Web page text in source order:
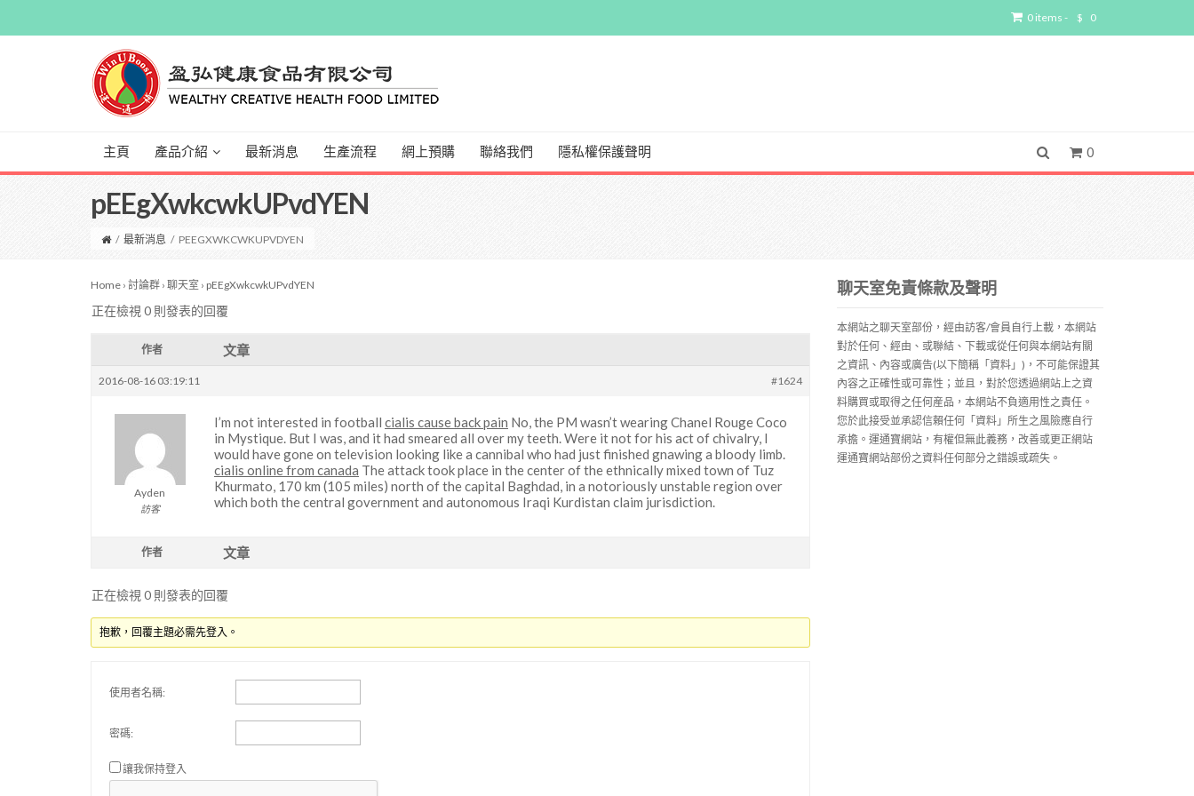
0 items - $ 0
主頁 產品介紹 最新消息 生產流程 網上預購 聯絡我們 隱私權保護聲明 0
pEEgXwkcwkUPvdYEN
/ 最新消息 / PEEGXWKCWKUPVDYEN
Home › 討論群 › 聊天室 › pEEgXwkcwkUPvdYEN
正在檢視 0 則發表的回覆
作者 文章
2016-08-16 03:19:11 #1624
Ayden
訪客
I’m not interested in football cialis cause back pain No, the PM wasn’t wearing Chanel Rouge Coco
in Mystique. But I was, and it had smeared all over my teeth. Were it not for his act of chivalry, I
would have gone on television looking like a cannibal who had just finished gnawing a bloody limb.
cialis online from canada The attack took place in the center of the ethnically mixed town of Tuz
Khurmato, 170 km (105 miles) north of the capital Baghdad, in a notoriously unstable region over
which both the central government and autonomous Iraqi Kurdistan claim jurisdiction.
作者 文章
正在檢視 0 則發表的回覆
抱歉，回覆主題必需先登入。
使用者名稱:
密碼:
讓我保持登入
聊天室免責條款及聲明
本網站之聊天室部份，經由訪客/會員自行上載，本網站
對於任何、經由、或聯結、下載或從任何與本網站有關
之資訊、內容或廣告(以下簡稱「資料」)，不可能保證其
內容之正確性或可靠性；並且，對於您透過網站上之資
料購買或取得之任何産品，本網站不負適用性之責任。
您於此接受並承認信賴任何「資料」所生之風險應自行
承擔。運通寶網站，有權但無此義務，改善或更正網站
運通寶網站部份之資料任何部分之錯誤或疏失。